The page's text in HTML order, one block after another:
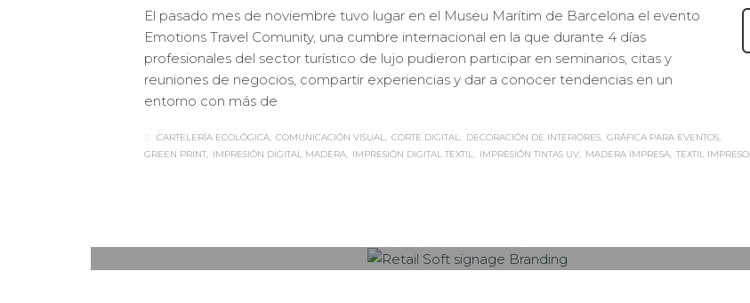
El pasado mes de noviembre tuvo lugar en el Museu Marítim de Barcelona el evento
Emotions Travel Comunity, una cumbre internacional en la que durante 4 días
profesionales del sector turístico de lujo pudieron participar en seminarios, citas y
reuniones de negocios, compartir experiencias y dar a conocer tendencias en un
entorno con más de
CARTELERÍA ECOLÓGICA COMUNICACIÓN VISUAL CORTE DIGITAL DECORACIÓN DE INTERIORES GRÁFICA PARA EVENTOS
GREEN PRINT
IMPRESIÓN DIGITAL MADERA IMPRESIÓN DIGITAL TEXTIL IMPRESIÓN TINTAS UV MADERA IMPRESA TEXTIL IMPRESO